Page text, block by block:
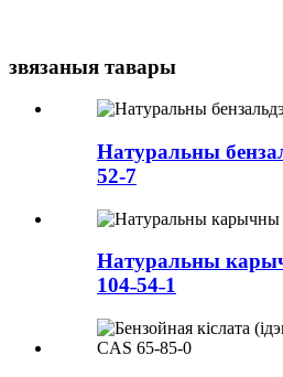
звязаныя тавары
Натуральны
52-7
Натуральны
104˗54˗1